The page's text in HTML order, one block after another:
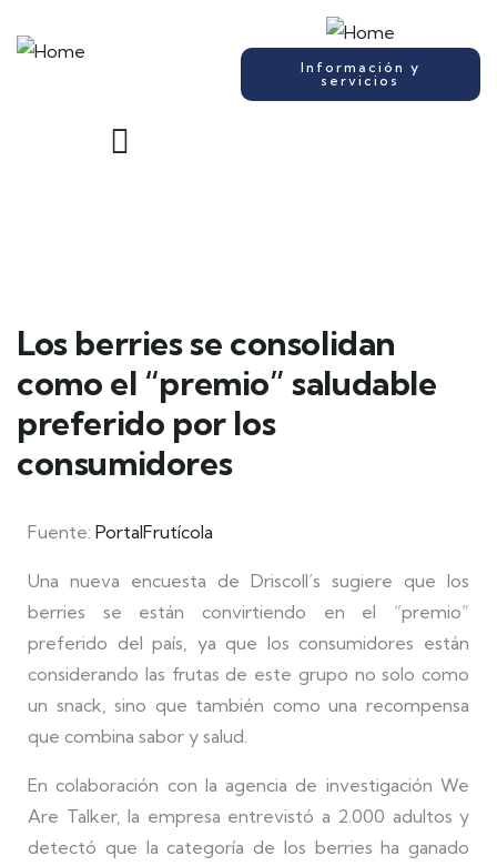
Información y
servicios
Los berries se consolidan
como el “premio” saludable
preferido por los
consumidores
Fuente: PortalFrutícola
Una nueva encuesta de Driscoll’s sugiere que los
berries se están convirtiendo en el “premio”
preferido del país, ya que los consumidores están
considerando las frutas de este grupo no solo como
un snack, sino que también como una recompensa
que combina sabor y salud.
En colaboración con la agencia de investigación We
Are Talker, la empresa entrevistó a 2.000 adultos y
detectó que la categoría de los berries ha ganado